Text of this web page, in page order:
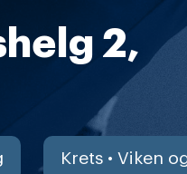
2,
Krets • Viken